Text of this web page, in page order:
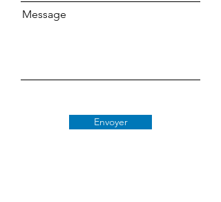
Message
Envoyer